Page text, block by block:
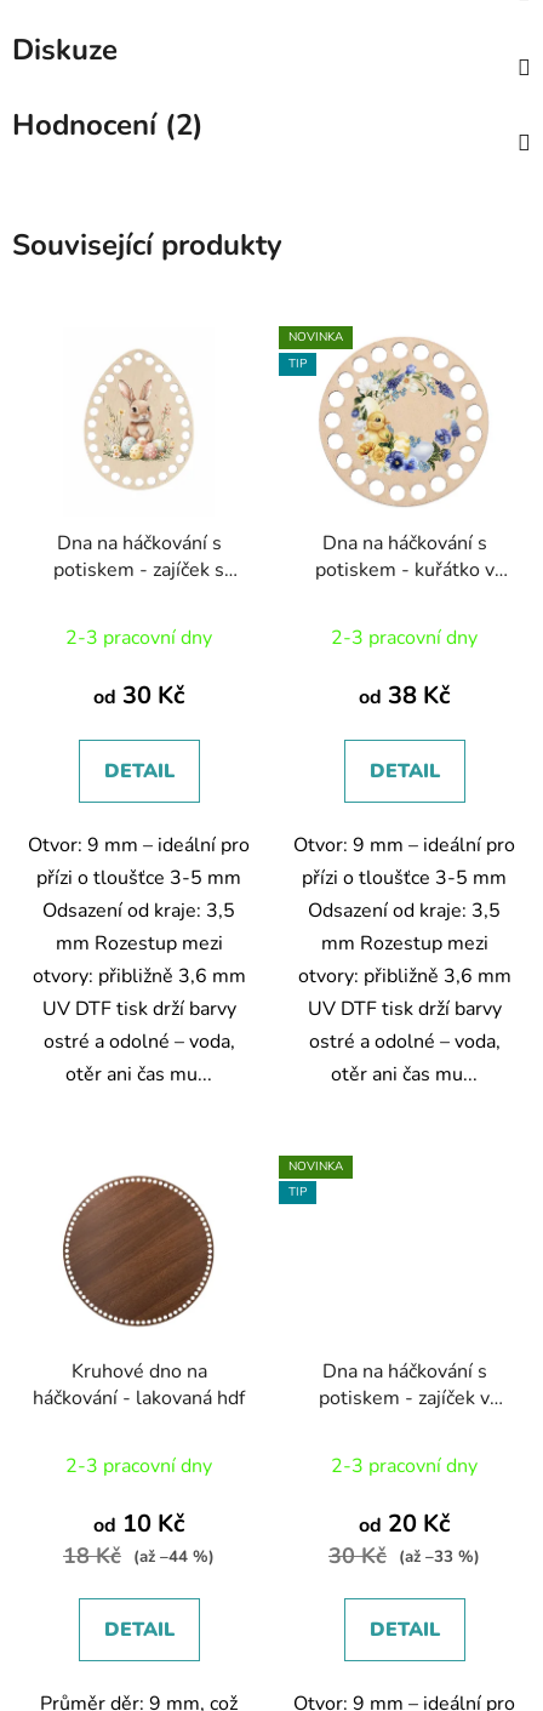
Diskuze
Hodnocení (2)
Související produkty
Dna na háčkování s
potiskem - zajíček s
2-3 pracovní dny
od 30 Kč
DETAIL
Otvor: 9 mm – ideální pro
přízi o tloušťce 3-5 mm
Odsazení od kraje: 3,5
mm Rozestup mezi
otvory: přibližně 3,6 mm
UV DTF tisk drží barvy
ostré a odolné – voda,
otěr ani čas mu...
NOVINKA
TIP
Dna na háčkování s
potiskem - kuřátko v
2-3 pracovní dny
od 38 Kč
DETAIL
Otvor: 9 mm – ideální pro
přízi o tloušťce 3-5 mm
Odsazení od kraje: 3,5
mm Rozestup mezi
otvory: přibližně 3,6 mm
UV DTF tisk drží barvy
ostré a odolné – voda,
otěr ani čas mu...
Kruhové dno na
háčkování - lakovaná hdf
2-3 pracovní dny
od 10 Kč
18 Kč (až –44 %)
DETAIL
Průměr děr: 9 mm, což
NOVINKA
TIP
Dna na háčkování s
potiskem - zajíček v
2-3 pracovní dny
od 20 Kč
30 Kč (až –33 %)
DETAIL
Otvor: 9 mm – ideální pro